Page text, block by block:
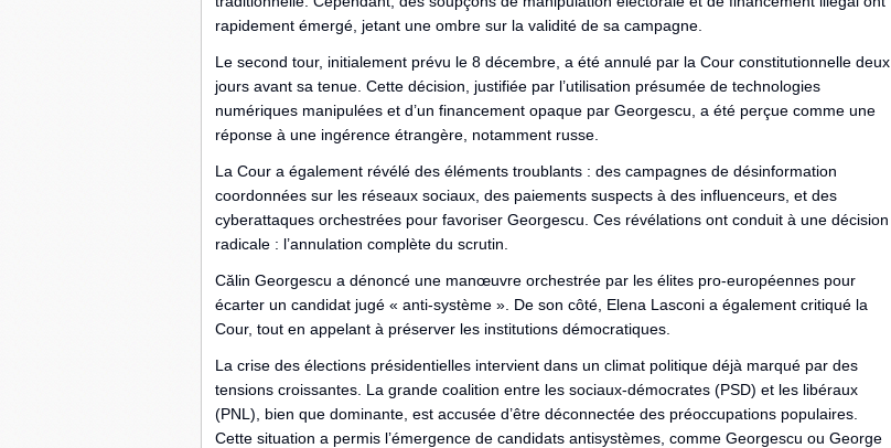
rapidement émergé, jetant une ombre sur la validité de sa campagne.
Le second tour, initialement prévu le 8 décembre, a été annulé par la Cour constitutionnelle deux
jours avant sa tenue. Cette décision, justifiée par l’utilisation présumée de technologies
numériques manipulées et d’un financement opaque par Georgescu, a été perçue comme une
réponse à une ingérence étrangère, notamment russe.
La Cour a également révélé des éléments troublants : des campagnes de désinformation
coordonnées sur les réseaux sociaux, des paiements suspects à des influenceurs, et des
cyberattaques orchestrées pour favoriser Georgescu. Ces révélations ont conduit à une décision
radicale : l’annulation complète du scrutin.
Călin Georgescu a dénoncé une manœuvre orchestrée par les élites pro-européennes pour
écarter un candidat jugé « anti-système ». De son côté, Elena Lasconi a également critiqué la
Cour, tout en appelant à préserver les institutions démocratiques.
La crise des élections présidentielles intervient dans un climat politique déjà marqué par des
tensions croissantes. La grande coalition entre les sociaux-démocrates (PSD) et les libéraux
(PNL), bien que dominante, est accusée d’être déconnectée des préoccupations populaires.
Cette situation a permis l’émergence de candidats antisystèmes, comme Georgescu ou George